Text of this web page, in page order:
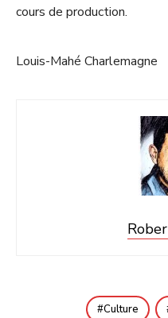
cours de production.
Louis-Mahé Charlemagne
Culture